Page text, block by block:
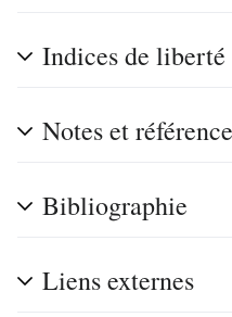
Indices de liberté
Notes et
Bibliographie
Liens externes